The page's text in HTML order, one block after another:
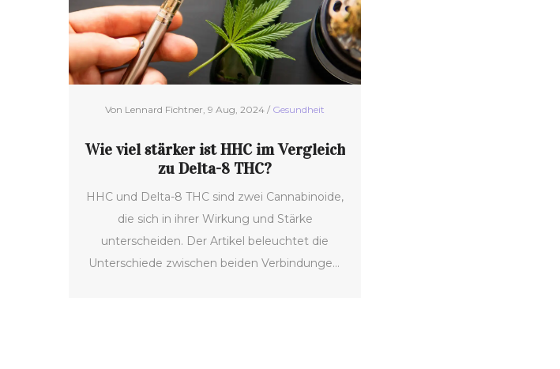
Von Lennard Fichtner, 9 Aug, 2024 / Gesundheit
Wie viel stärker ist HHC im Vergleich
zu Delta-8 THC?
HHC und Delta-8 THC sind zwei Cannabinoide,
die sich in ihrer Wirkung und Stärke
unterscheiden. Der Artikel beleuchtet die
Unterschiede zwischen beiden Verbindungen.